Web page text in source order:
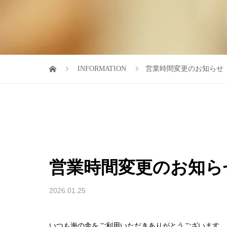
INFORMATION 営業時間変更のお知らせ
営業時間変更のお知ら
2026.01.25